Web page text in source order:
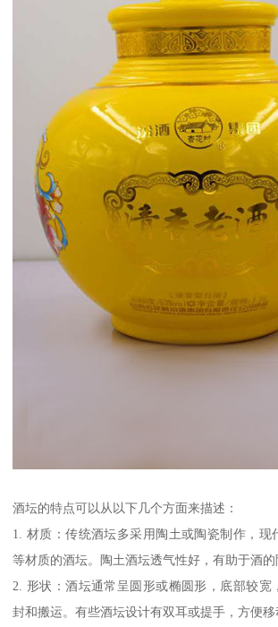
酒坛的特点可以从以下几个方面来描述：
1. 材质：传统酒坛多采用陶土或陶瓷制作，现
等材质的酒坛。陶土酒坛透气性好，有助于酒的
2. 形状：酒坛通常呈圆形或椭圆形，底部较宽
封和搬运。有些酒坛设计有双耳或提手，方便移